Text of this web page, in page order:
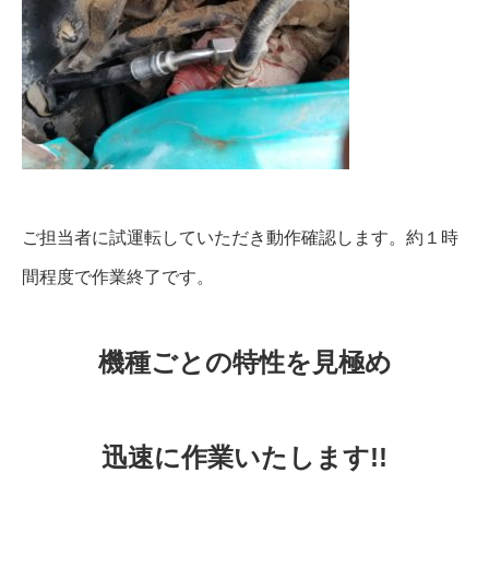
ご担当者に試運転していただき動作確認します。約１時
間程度で作業終了です。
機種ごとの特性を見極め
迅速に作業いたします!!